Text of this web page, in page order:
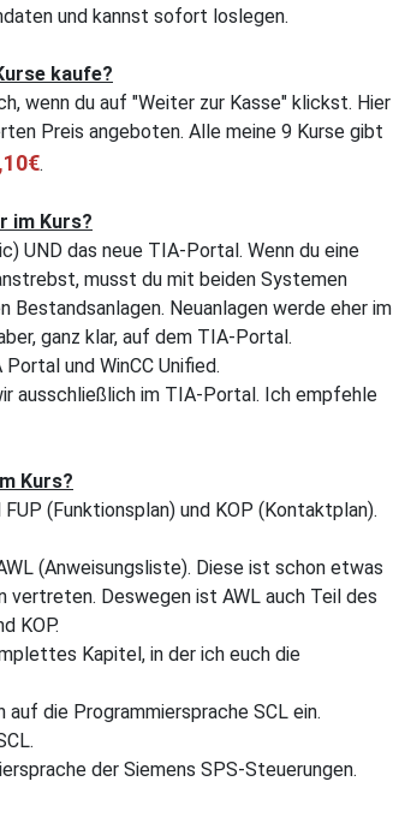
und kannst sofort loslegen.
kaufe?
wenn du auf "Weiter zur Kasse" klickst. Hier
Preis angeboten. Alle meine 9 Kurse gibt
.
im Kurs?
UND das neue TIA-Portal. Wenn du eine
musst du mit beiden Systemen
Bestandsanlagen. Neuanlagen werde eher im
ganz klar, auf dem TIA-Portal.
und WinCC Unified.
ausschließlich im TIA-Portal. Ich empfehle
Kurs?
(Funktionsplan) und KOP (Kontaktplan).
(Anweisungsliste). Diese ist schon etwas
vertreten. Deswegen ist AWL auch Teil des
KOP.
Kapitel, in der ich euch die
die Programmiersprache SCL ein.
der Siemens SPS-Steuerungen.